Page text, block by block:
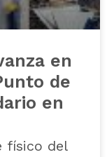
en
de
en
físico del